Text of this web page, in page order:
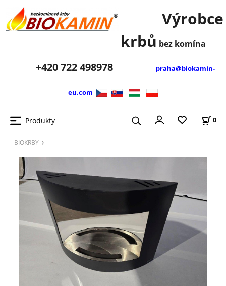
Výrobce
krbů bez komína
+420722 498978 praha@biokamin-
eu.com
Produkty 0
BIOKRBY